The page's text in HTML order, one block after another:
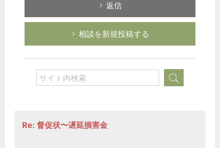
返信
相談を新規投稿する
Re: 督促状〜遅延損害金